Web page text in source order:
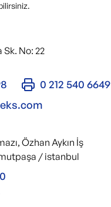
No: 22
0 212 540 6649
Özhan Aykın İş
/ istanbul